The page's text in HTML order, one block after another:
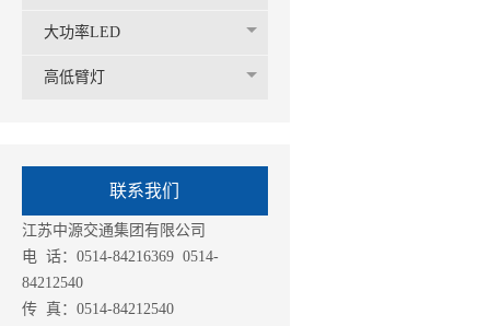
大功率LED
高低臂灯
联系我们
江苏中源交通集团有限公司
电 话：0514-84216369 0514-
84212540
传 真：0514-84212540